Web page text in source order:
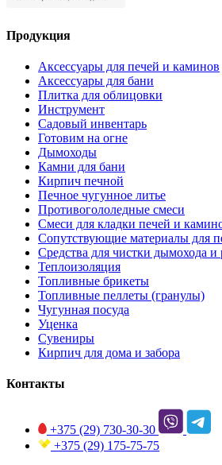
Продукция
Аксессуары для печей и каминов
Аксессуары для бани
Плитка для облицовки
Инструмент
Садовый инвентарь
Готовим на огне
Дымоходы
Камни для бани
Кирпич печной
Печное чугунное литье
Противогололедные смеси
Смеси для кладки печей и
Сопутствующие материалы для
Средства для чистки дымохода и
Теплоизоляция
Топливные брикеты
Топливные пеллеты (гранулы)
Чугунная посуда
Уценка
Сувениры
Кирпич для дома и забора
Контакты
+375 (29) 730-30-30
+375 (29) 175-75-75